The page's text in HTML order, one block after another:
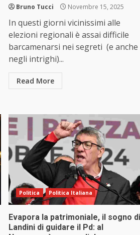
Bruno Tucci Novembre 15, 2025
In questi giorni vicinissimi alle
elezioni regionali è assai difficile
barcamenarsi nei segreti (e anche
negli intrighi)...
Read More
Politica Politica Italiana
Evapora la patrimoniale, il sogno di
Landini di guidare il Pd: al